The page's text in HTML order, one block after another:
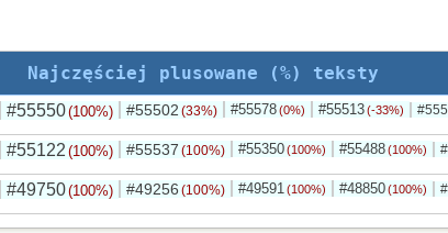
Najczęściej plusowane (%) teksty
#55550(100%) #55502 (33%) #55578 (0%) #55513 (-33%)
#55122 (100%) #55537 (100%) #55350 (100%) #55488 (100%)
#49750(100%) #49256 (100%) #49591 (100%) #48850 (100%)